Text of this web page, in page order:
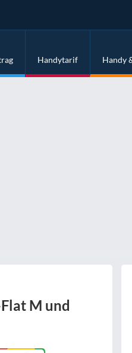
Handytarif Handy
M und